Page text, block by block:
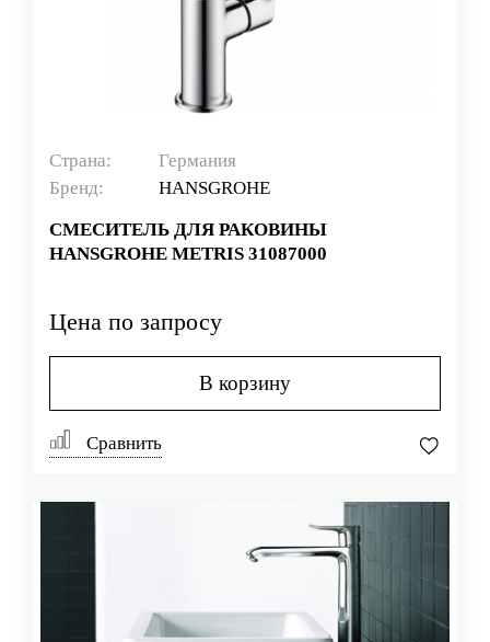
Страна:
Германия
Бренд:
HANSGROHE
СМЕСИТЕЛЬ ДЛЯ РАКОВИНЫ
HANSGROHE METRIS 31087000
Цена по запросу
В корзину
Сравнить